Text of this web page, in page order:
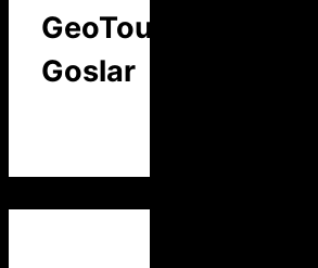
GeoTour
Goslar